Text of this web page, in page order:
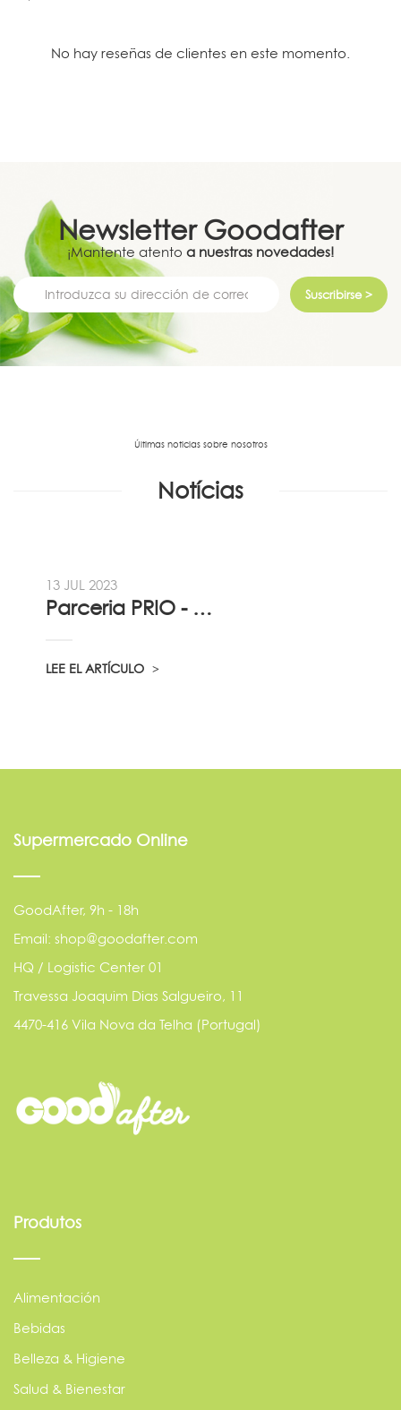
No hay reseñas de clientes en este momento.
Newsletter Goodafter
¡Mantente atento a nuestras novedades!
Suscribirse >
Últimas noticias sobre nosotros
Notícias
13 JUL 2023
Parceria PRIO - Viadireta - Goodafter...
LEE EL ARTÍCULO
Supermercado Online
GoodAfter, 9h - 18h
Email: shop@goodafter.com
HQ / Logistic Center 01
Travessa Joaquim Dias Salgueiro, 11
4470-416 Vila Nova da Telha (Portugal)
Produtos
Alimentación
Bebidas
Belleza & Higiene
Salud & Bienestar